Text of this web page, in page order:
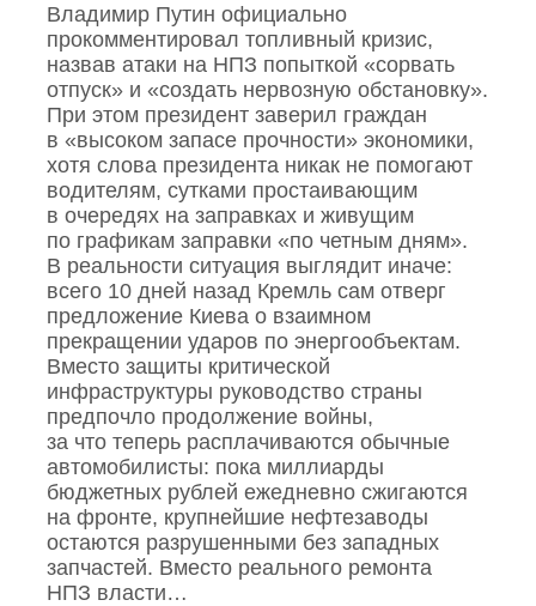
Владимир Путин официально
прокомментировал топливный кризис,
назвав атаки на НПЗ попыткой «сорвать
отпуск» и «создать нервозную обстановку».
При этом президент заверил граждан
в «высоком запасе прочности» экономики,
хотя слова президента никак не помогают
водителям, сутками простаивающим
в очередях на заправках и живущим
по графикам заправки «по четным дням».
В реальности ситуация выглядит иначе:
всего 10 дней назад Кремль сам отверг
предложение Киева о взаимном
прекращении ударов по энергообъектам.
Вместо защиты критической
инфраструктуры руководство страны
предпочло продолжение войны,
за что теперь расплачиваются обычные
автомобилисты: пока миллиарды
бюджетных рублей ежедневно сжигаются
на фронте, крупнейшие нефтезаводы
остаются разрушенными без западных
запчастей. Вместо реального ремонта
НПЗ власти…